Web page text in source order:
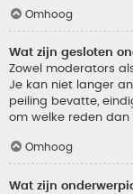
Omhoog
Wat zijn gesloten
Zowel moderators
Je kan niet langer
peiling bevatte,
om welke reden dan
Omhoog
Wat zijn